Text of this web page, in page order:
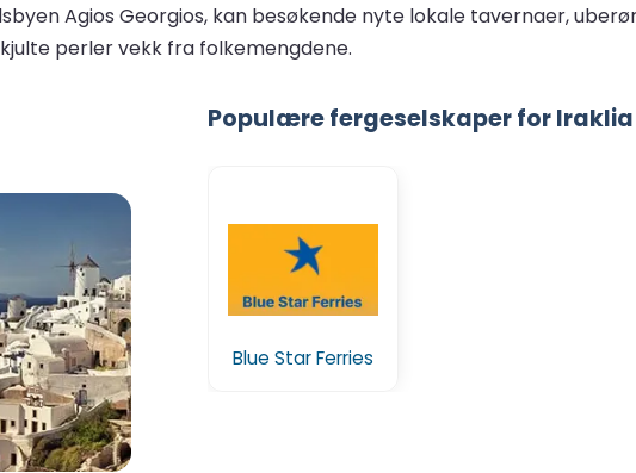
Agios Georgios, kan besøkende nyte lokale tavernaer,
perler vekk fra folkemengdene.
Populære fergeselskaper for Iraklia
Blue Star Ferries